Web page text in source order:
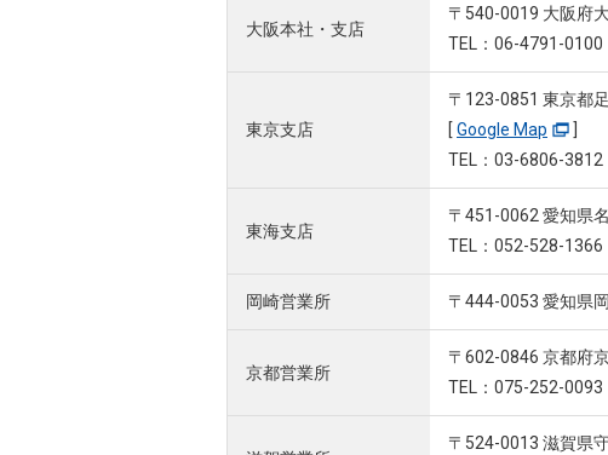
大阪本社・支店
〒540-0019 大阪府
TEL：06-4791-
東京支店
〒123-0851 東京都
[ Google Map
TEL：03-6806-
東海支店
〒451-0062 愛知県
TEL：052-528-1366
岡崎営業所 〒444-0053 愛知県
京都営業所
〒602-0846 京都府
TEL：075-252-0093
〒524-0013 滋賀県